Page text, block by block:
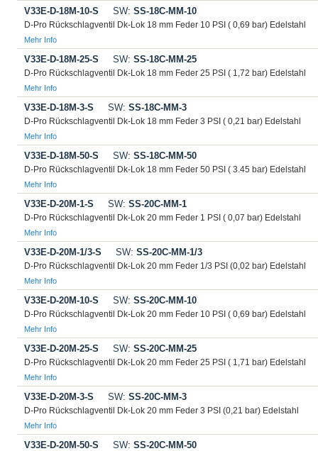
V33E-D-18M-10-S SW: SS-18C-MM-10
D-Pro Rückschlagventil Dk-Lok 18 mm Feder 10 PSI ( 0,69 bar) Edelstahl
Mehr Info
V33E-D-18M-25-S SW: SS-18C-MM-25
D-Pro Rückschlagventil Dk-Lok 18 mm Feder 25 PSI ( 1,72 bar) Edelstahl
Mehr Info
V33E-D-18M-3-S SW: SS-18C-MM-3
D-Pro Rückschlagventil Dk-Lok 18 mm Feder 3 PSI ( 0,21 bar) Edelstahl
Mehr Info
V33E-D-18M-50-S SW: SS-18C-MM-50
D-Pro Rückschlagventil Dk-Lok 18 mm Feder 50 PSI ( 3.45 bar) Edelstahl
Mehr Info
V33E-D-20M-1-S SW: SS-20C-MM-1
D-Pro Rückschlagventil Dk-Lok 20 mm Feder 1 PSI ( 0,07 bar) Edelstahl
Mehr Info
V33E-D-20M-1/3-S SW: SS-20C-MM-1/3
D-Pro Rückschlagventil Dk-Lok 20 mm Feder 1/3 PSI (0,02 bar) Edelstahl
Mehr Info
V33E-D-20M-10-S SW: SS-20C-MM-10
D-Pro Rückschlagventil Dk-Lok 20 mm Feder 10 PSI ( 0,69 bar) Edelstahl
Mehr Info
V33E-D-20M-25-S SW: SS-20C-MM-25
D-Pro Rückschlagventil Dk-Lok 20 mm Feder 25 PSI ( 1,71 bar) Edelstahl
Mehr Info
V33E-D-20M-3-S SW: SS-20C-MM-3
D-Pro Rückschlagventil Dk-Lok 20 mm Feder 3 PSI (0,21 bar) Edelstahl
Mehr Info
V33E-D-20M-50-S SW: SS-20C-MM-50